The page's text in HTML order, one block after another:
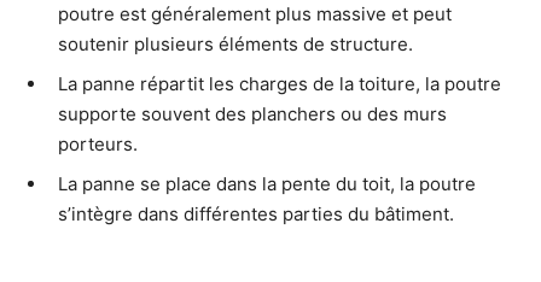
poutre est généralement plus massive et peut
soutenir plusieurs éléments de structure.
La panne répartit les charges de la toiture, la poutre
supporte souvent des planchers ou des murs
porteurs.
La panne se place dans la pente du toit, la poutre
s’intègre dans différentes parties du bâtiment.